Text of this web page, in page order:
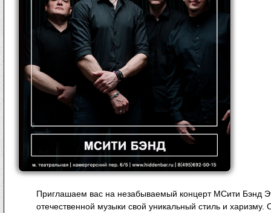
Приглашаем вас на незабываемый концерт МСити Бэнд
отечественной музыки свой уникальный стиль и